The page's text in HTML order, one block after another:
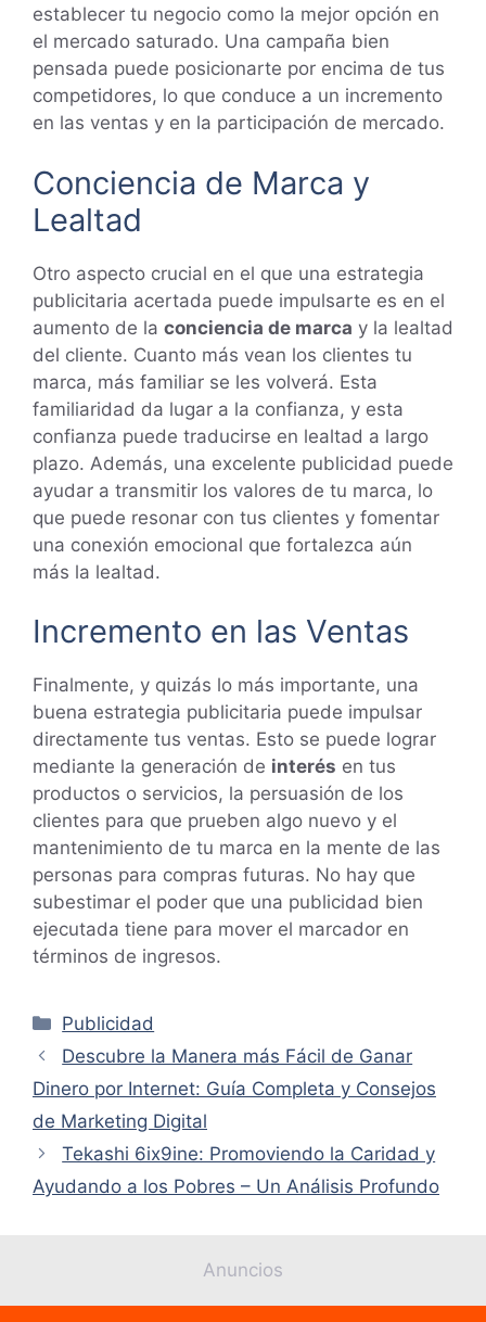
establecer tu negocio como la mejor opción en
el mercado saturado. Una campaña bien
pensada puede posicionarte por encima de tus
competidores, lo que conduce a un incremento
en las ventas y en la participación de mercado.
Conciencia de Marca y
Lealtad
Otro aspecto crucial en el que una estrategia
publicitaria acertada puede impulsarte es en el
aumento de la conciencia de marca y la lealtad
del cliente. Cuanto más vean los clientes tu
marca, más familiar se les volverá. Esta
familiaridad da lugar a la confianza, y esta
confianza puede traducirse en lealtad a largo
plazo. Además, una excelente publicidad puede
ayudar a transmitir los valores de tu marca, lo
que puede resonar con tus clientes y fomentar
una conexión emocional que fortalezca aún
más la lealtad.
Incremento en las Ventas
Finalmente, y quizás lo más importante, una
buena estrategia publicitaria puede impulsar
directamente tus ventas. Esto se puede lograr
mediante la generación de interés en tus
productos o servicios, la persuasión de los
clientes para que prueben algo nuevo y el
mantenimiento de tu marca en la mente de las
personas para compras futuras. No hay que
subestimar el poder que una publicidad bien
ejecutada tiene para mover el marcador en
términos de ingresos.
Categorías
Publicidad
Descubre la Manera más Fácil de Ganar
Dinero por Internet: Guía Completa y Consejos
de Marketing Digital
Tekashi 6ix9ine: Promoviendo la Caridad y
Ayudando a los Pobres – Un Análisis Profundo
Anuncios